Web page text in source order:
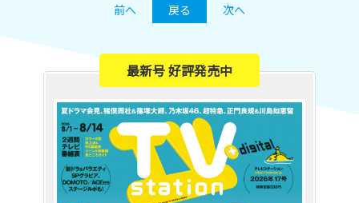
前へ 戻る 次へ
最新号 好評発売中